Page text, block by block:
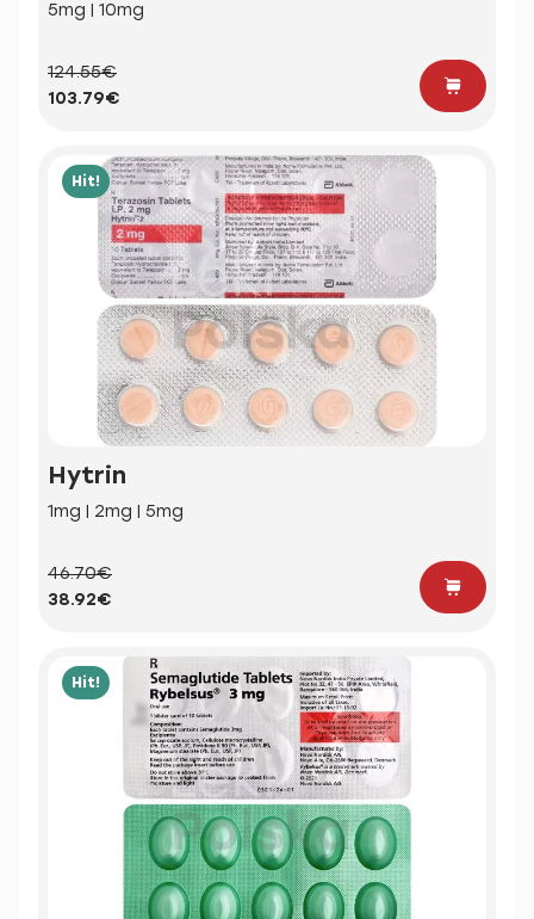
5mg | 10mg
124.55€
103.79€
Hit!
Hytrin
1mg | 2mg | 5mg
46.70€
38.92€
Hit!